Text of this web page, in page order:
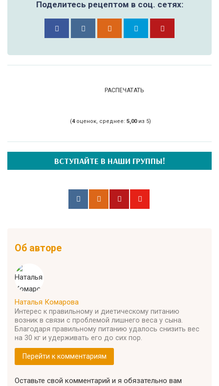
Поделитесь рецептом в соц. сетях:
РАСПЕЧАТАТЬ
(4оценок, среднее: 5,00из 5)
ВСТУПАЙТЕ В НАШИ ГРУППЫ!
Об авторе
Наталья Комарова
Интерес к правильному и диетическому питанию
возник в связи с проблемой лишнего веса у сына.
Благодаря правильному питанию удалось снизить вес
на 30 кг и удерживать его до сих пор.
Перейти к комментариям
Оставьте свой комментарий и я обязательно вам